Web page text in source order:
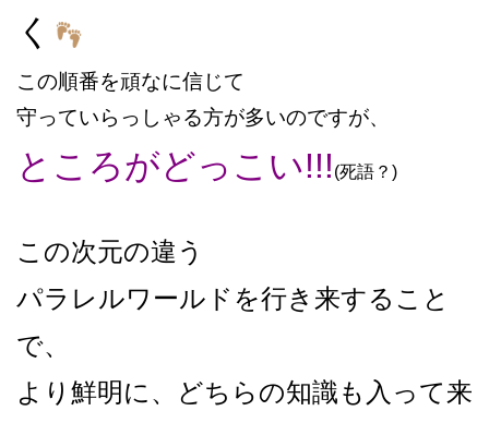
く
この順番を頑なに信じて
守っていらっしゃる方が多いのですが、
ところがどっこい!!! (死語？)
この次元の違う
パラレルワールドを行き来すること
で、
より鮮明に、どちらの知識も入って来